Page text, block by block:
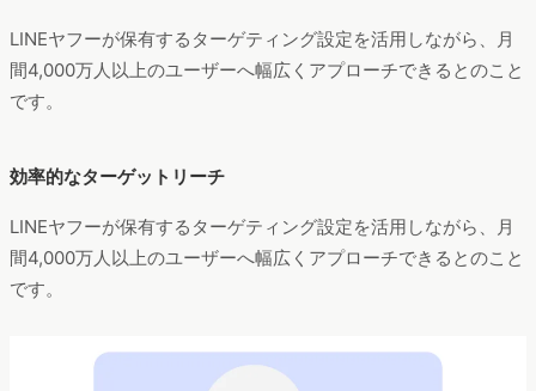
LINEヤフーが保有するターゲティング設定を活用しながら、月
間4,000万人以上のユーザーへ幅広くアプローチできるとのこと
です。
効率的なターゲットリーチ
LINEヤフーが保有するターゲティング設定を活用しながら、月
間4,000万人以上のユーザーへ幅広くアプローチできるとのこと
です。